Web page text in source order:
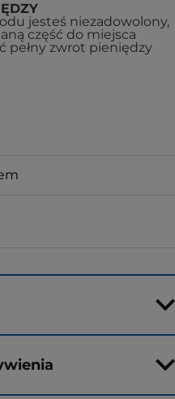
jesteś niezadowolony,
część do miejsca
pełny zwrot pieniędzy